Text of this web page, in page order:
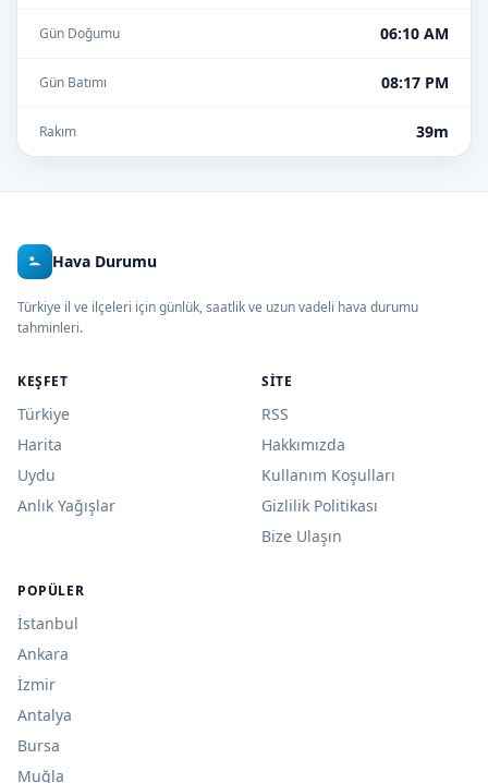
Gün Doğumu 06:10 AM
Gün Batımı 08:17 PM
Rakım 39m
Hava Durumu
Türkiye il ve ilçeleri için günlük, saatlik ve uzun vadeli hava durumu
tahminleri.
KEŞFET
Türkiye
Harita
Uydu
Anlık Yağışlar
SITE
RSS
Hakkımızda
Kullanım Koşulları
Gizlilik Politikası
Bize Ulaşın
POPÜLER
İstanbul
Ankara
İzmir
Antalya
Bursa
Muğla